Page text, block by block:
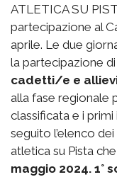
ATLETICA SU
partecipazione al
aprile. Le due
la partecipazione di
cadetti/e e
alla fase regionale
classificata e i primi
seguito l’elenco
atletica su Pista
maggio 2024. 1°